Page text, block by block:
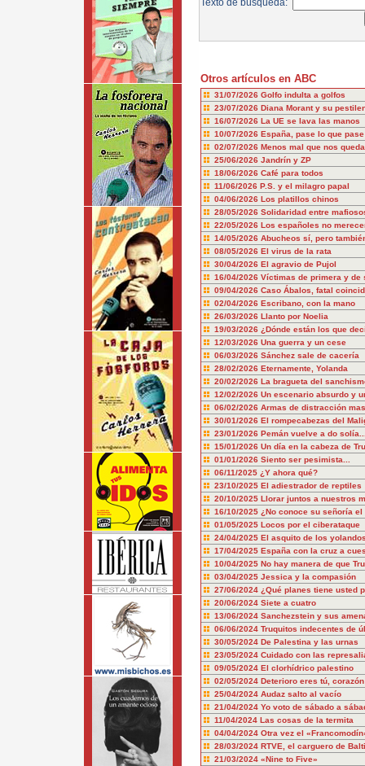
Texto de búsqueda:
Otros artículos en ABC
31/07/2026 Golfo indulta a golfos
23/07/2026 Diana Morant y su
16/07/2026 La UE se lava las manos
10/07/2026 España, pase lo que pase
02/07/2026 Menos mal que nos
25/06/2026 Jandrín y ZP
18/06/2026 Café para todos
11/06/2026 P.S. y el milagro papal
04/06/2026 Los platillos chinos
28/05/2026 Solidaridad entre
22/05/2026 Los españoles no
14/05/2026 Abucheos sí, pero
08/05/2026 El virus de la rata
30/04/2026 El agravio de Pujol
16/04/2026 Víctimas de primera y de
09/04/2026 Caso Ábalos, fatal
02/04/2026 Escribano, con la mano
26/03/2026 Llanto por Noelia
19/03/2026 ¿Dónde están los que
12/03/2026 Una guerra y un cese
06/03/2026 Sánchez sale de cacería
28/02/2026 Eternamente, Yolanda
20/02/2026 La bragueta del
12/02/2026 Un escenario absurdo y
06/02/2026 Armas de distracción
30/01/2026 El rompecabezas del
23/01/2026 Pemán vuelve a do
15/01/2026 Un día en la cabeza de
01/01/2026 Siento ser pesimista...
06/11/2025 ¿Y ahora qué?
23/10/2025 El adiestrador de reptiles
20/10/2025 Llorar juntos a nuestros
16/10/2025 ¿No conoce su señoría
01/05/2025 Locos por el ciberataque
24/04/2025 El asquito de los
17/04/2025 España con la cruz a
10/04/2025 No hay manera de que
03/04/2025 Jessica y la compasión
27/06/2024 ¿Qué planes tiene usted
20/06/2024 Siete a cuatro
13/06/2024 Sanchezstein y sus
06/06/2024 Truquitos indecentes de
30/05/2024 De Palestina y las urnas
23/05/2024 Cuidado con las
09/05/2024 El clorhídrico palestino
02/05/2024 Deterioro eres tú, corazón
25/04/2024 Audaz salto al vacío
21/04/2024 Yo voto de sábado a
11/04/2024 Las cosas de la termita
04/04/2024 Otra vez el
28/03/2024 RTVE, el carguero de
21/03/2024 «Nine to Five»